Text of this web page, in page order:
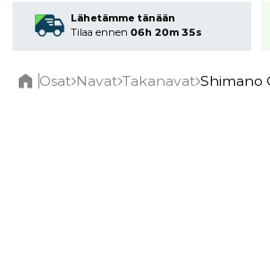
Lähetämme tänään
Tilaa ennen 06h 20m 35s
Osat Navat Takanavat Shimano